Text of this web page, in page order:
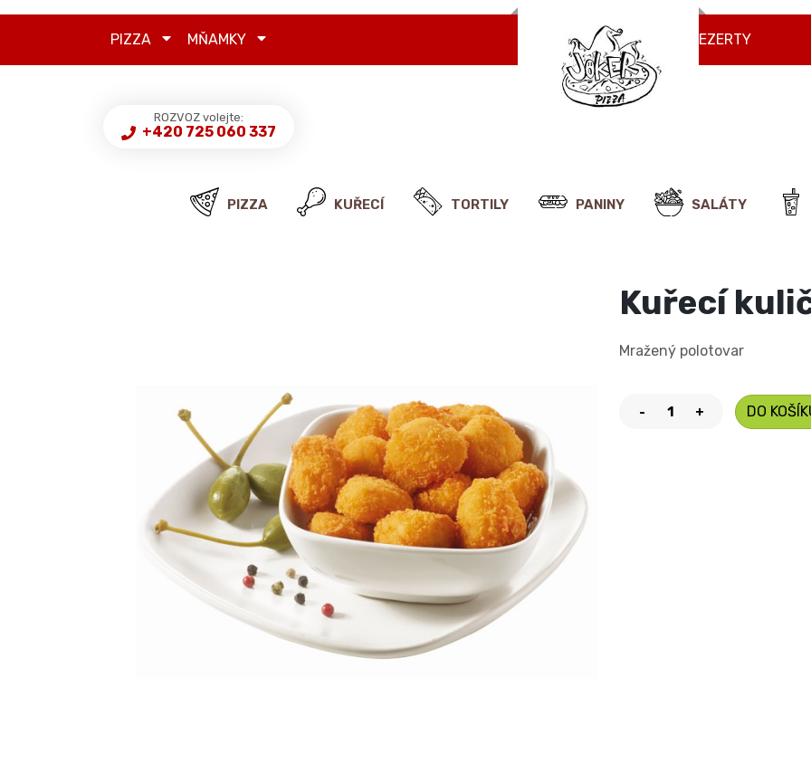
PIZZA MŇAMKY NÁPOJE ZMRZLINY DEZERTY
ROZVOZ volejte:
+420 725 060 337
PIZZA KUŘECÍ TORTILY PANINY SALÁTY
Kuřecí
Mražený polotovar
- + DO